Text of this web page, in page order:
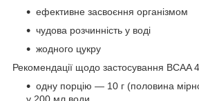
ефективне засвоєння організмом
чудова розчинність у воді
жодного цукру
Рекомендації щодо застосування BCAA
одну порцію — 10 г (половина